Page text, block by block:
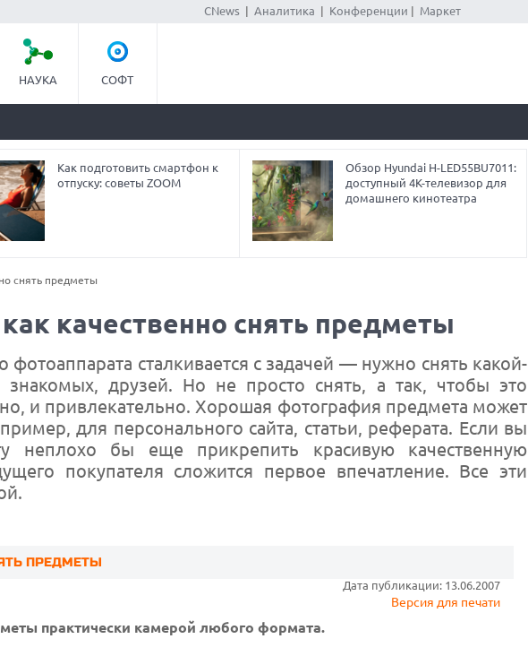
CNews| Аналитика Конференции Маркет
НАУКА СОФТ
Как подготовить смартфон к
отпуску: советы ZOOM
Обзор Hyundai H-LED55BU7011:
доступный 4K-телевизор для
домашнего кинотеатра
снять предметы
качественно снять предметы
сталкивается с задачей — нужно снять какой-
друзей. Но не просто снять, а так, чтобы это
и привлекательно. Хорошая фотография предмета может
для персонального сайта, статьи, реферата. Если вы
неплохо бы еще прикрепить красивую качественную
покупателя сложится первое впечатление. Все эти
ПРЕДМЕТЫ
Дата публикации: 13.06.2007
Версия для печати
практически камерой любого формата.